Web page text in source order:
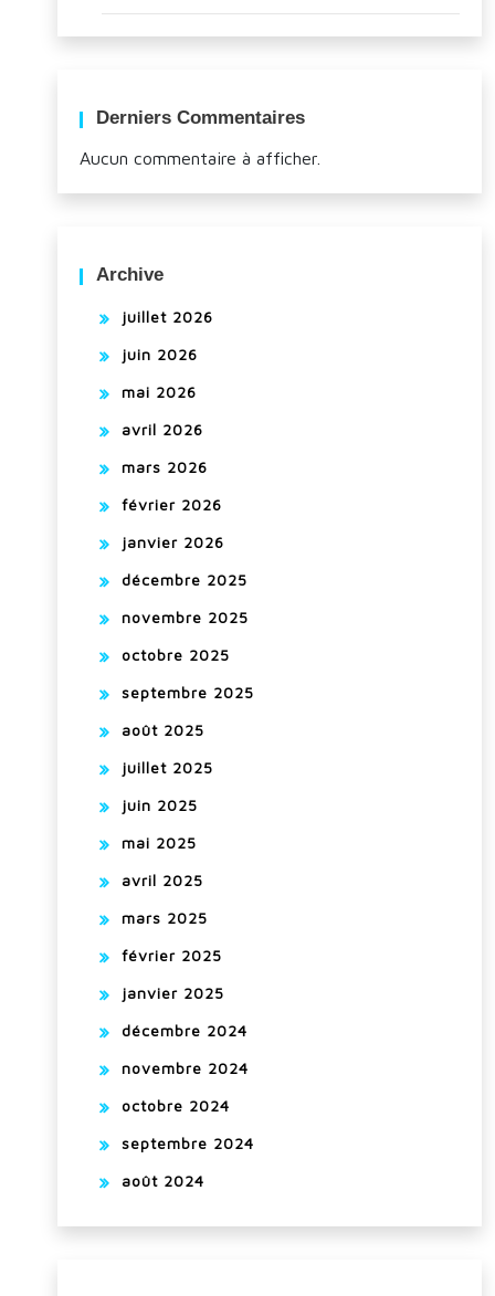
Derniers Commentaires
Aucun commentaire à afficher.
Archive
juillet 2026
juin 2026
mai 2026
avril 2026
mars 2026
février 2026
janvier 2026
décembre 2025
novembre 2025
octobre 2025
septembre 2025
août 2025
juillet 2025
juin 2025
mai 2025
avril 2025
mars 2025
février 2025
janvier 2025
décembre 2024
novembre 2024
octobre 2024
septembre 2024
août 2024